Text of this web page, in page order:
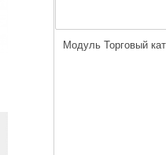
Модуль Торговый